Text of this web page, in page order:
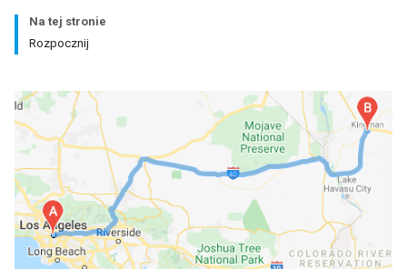
Na tej stronie
Rozpocznij